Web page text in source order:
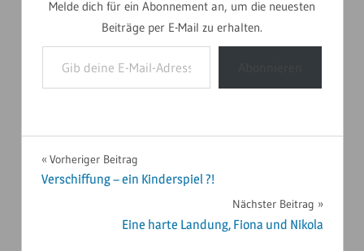
Melde dich für ein Abonnement an, um die neuesten
Beiträge per E-Mail zu erhalten.
Gib deine E-Mail-Adresse ein ...
NORDAMERIKA
2024
Beitragsnavigation
Vorheriger Beitrag
Verschiffung – ein Kinderspiel ?!
Nächster Beitrag
Eine harte Landung, Fiona und Nikola